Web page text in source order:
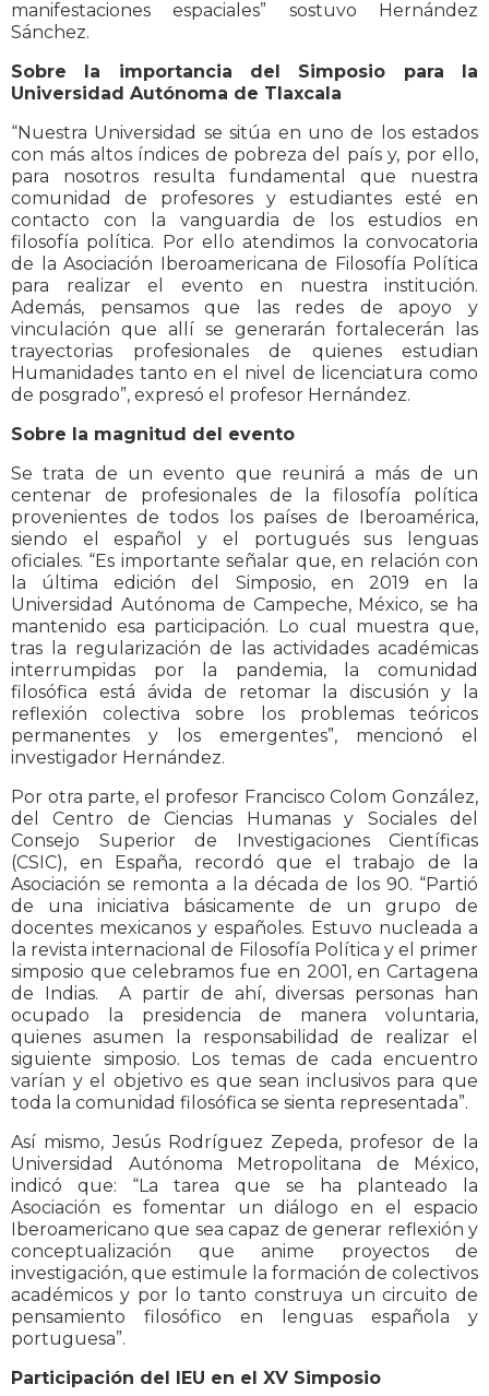
manifestaciones espaciales” sostuvo Hernández
Sánchez.
Sobre la importancia del Simposio para la
Universidad Autónoma de Tlaxcala
“Nuestra Universidad se sitúa en uno de los estados
con más altos índices de pobreza del país y, por ello,
para nosotros resulta fundamental que nuestra
comunidad de profesores y estudiantes esté en
contacto con la vanguardia de los estudios en
filosofía política. Por ello atendimos la convocatoria
de la Asociación Iberoamericana de Filosofía Política
para realizar el evento en nuestra institución.
Además, pensamos que las redes de apoyo y
vinculación que allí se generarán fortalecerán las
trayectorias profesionales de quienes estudian
Humanidades tanto en el nivel de licenciatura como
de posgrado”, expresó el profesor Hernández.
Sobre la magnitud del evento
Se trata de un evento que reunirá a más de un
centenar de profesionales de la filosofía política
provenientes de todos los países de Iberoamérica,
siendo el español y el portugués sus lenguas
oficiales. “Es importante señalar que, en relación con
la última edición del Simposio, en 2019 en la
Universidad Autónoma de Campeche, México, se ha
mantenido esa participación. Lo cual muestra que,
tras la regularización de las actividades académicas
interrumpidas por la pandemia, la comunidad
filosófica está ávida de retomar la discusión y la
reflexión colectiva sobre los problemas teóricos
permanentes y los emergentes”, mencionó el
investigador Hernández.
Por otra parte, el profesor Francisco Colom González,
del Centro de Ciencias Humanas y Sociales del
Consejo Superior de Investigaciones Científicas
(CSIC), en España, recordó que el trabajo de la
Asociación se remonta a la década de los 90. “Partió
de una iniciativa básicamente de un grupo de
docentes mexicanos y españoles. Estuvo nucleada a
la revista internacional de Filosofía Política y el primer
simposio que celebramos fue en 2001, en Cartagena
de Indias. A partir de ahí, diversas personas han
ocupado la presidencia de manera voluntaria,
quienes asumen la responsabilidad de realizar el
siguiente simposio. Los temas de cada encuentro
varían y el objetivo es que sean inclusivos para que
toda la comunidad filosófica se sienta representada”.
Así mismo, Jesús Rodríguez Zepeda, profesor de la
Universidad Autónoma Metropolitana de México,
indicó que: “La tarea que se ha planteado la
Asociación es fomentar un diálogo en el espacio
Iberoamericano que sea capaz de generar reflexión y
conceptualización que anime proyectos de
investigación, que estimule la formación de colectivos
académicos y por lo tanto construya un circuito de
pensamiento filosófico en lenguas española y
portuguesa”.
Participación del IEU en el XV Simposio